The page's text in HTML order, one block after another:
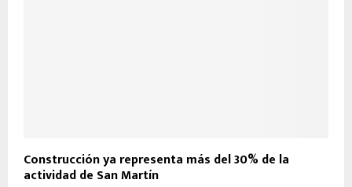
Construcción ya representa más del 30% de la
actividad de San Martín